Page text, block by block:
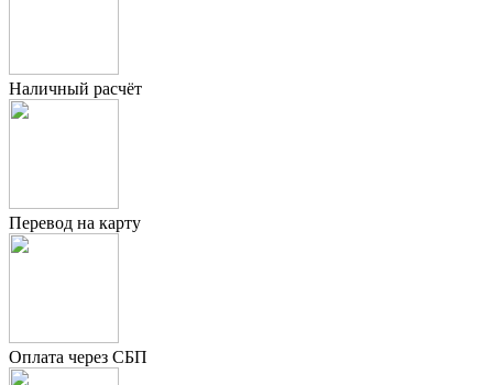
Наличный расчёт
Перевод на карту
Оплата через СБП